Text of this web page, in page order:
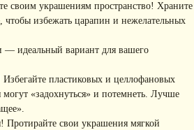
своим украшениям пространство! Храните
чтобы избежать царапин и нежелательных
— идеальный вариант для вашего
пластиковых и целлофановых
«задохнуться» и потемнеть. Лучше
свои украшения мягкой
• Доставка и оплата